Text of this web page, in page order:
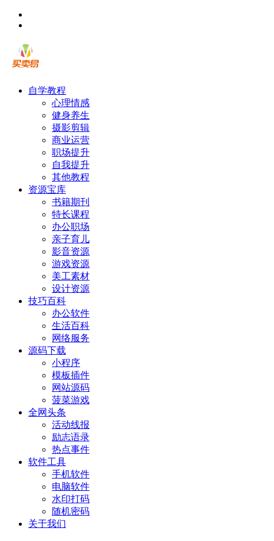
自学教程
心理情感
健身养生
摄影剪辑
商业运营
职场提升
自我提升
其他教程
资源宝库
书籍期刊
特长课程
办公职场
亲子育儿
影音资源
游戏资源
美工素材
设计资源
技巧百科
办公软件
生活百科
网络服务
源码下载
小程序
模板插件
网站源码
菠菜游戏
全网头条
活动线报
励志语录
热点事件
软件工具
手机软件
电脑软件
水印打码
随机密码
关于我们